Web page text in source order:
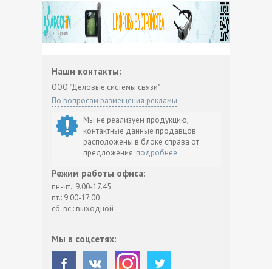
Наши контакты:
ООО "Деловые системы связи"
По вопросам размещения рекламы
Мы не реализуем продукцию,
контактные данные продавцов
расположены в блоке справа от
предложения. подробнее
Режим работы офиса:
пн-чт.: 9.00-17.45
пт.: 9.00-17.00
сб-вс.: выходной
Мы в соцсетях: